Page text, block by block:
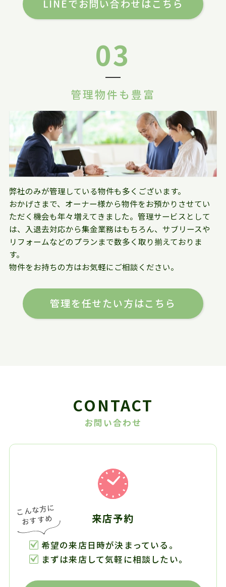
LINEでお問い合わせはこちら
03
管理物件も豊富
弊社のみが管理している物件も多くございます。
おかげさまで、オーナー様から物件をお預かりさせてい
ただく機会も年々増えてきました。管理サービスとして
は、入退去対応から集金業務はもちろん、サブリースや
リフォームなどのプランまで数多く取り揃えておりま
す。
物件をお持ちの方はお気軽にご相談ください。
管理を任せたい方はこちら
CONTACT
お問い合わせ
来店予約
希望の来店日時が決まっている。
まずは来店して気軽に相談したい。